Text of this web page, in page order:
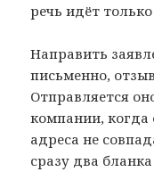
речь идёт
Направить
письменно,
Отправляется
компании,
адреса не
сразу два